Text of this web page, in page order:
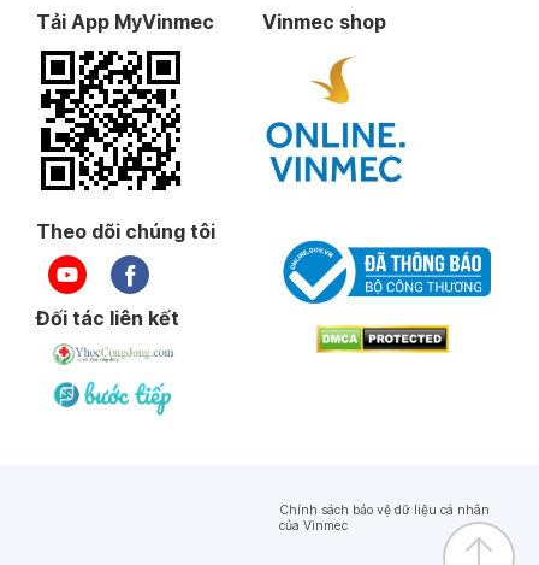
Tải App MyVinmec Vinmec shop
Theo dõi chúng tôi
Đối tác liên kết
Chính sách bảo vệ dữ liệu cá nhân
của Vinmec